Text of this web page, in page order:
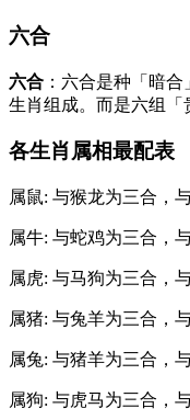
六合
六合 ：六合是种「暗
⽣肖组成。⽽是六组「
各⽣肖属相最配表
属⿏: 与猴⻰为三合，
属⽜: 与蛇鸡为三合，
属⻁: 与⻢狗为三合，
属猪: 与兔⽺为三合，
属兔: 与猪⽺为三合，
属狗: 与⻁⻢为三合，